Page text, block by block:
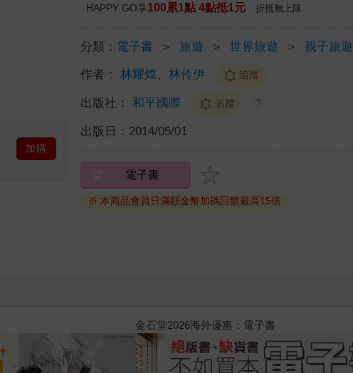
加購
HAPPY GO享100累1點 4點抵1元 折抵無上限
分類： 電子書 ＞ 旅遊 ＞ 世界旅遊 ＞ 親子旅遊
作者： 林耀煌、林伶伊 追蹤
出版社： 和平國際 追蹤 ?
出版日： 2014/05/01
電子書
※ 本商品會員日滿額金幣加碼回饋最高15倍
2026金石堂暑假漫博〈你好，我吃一點〉第二波